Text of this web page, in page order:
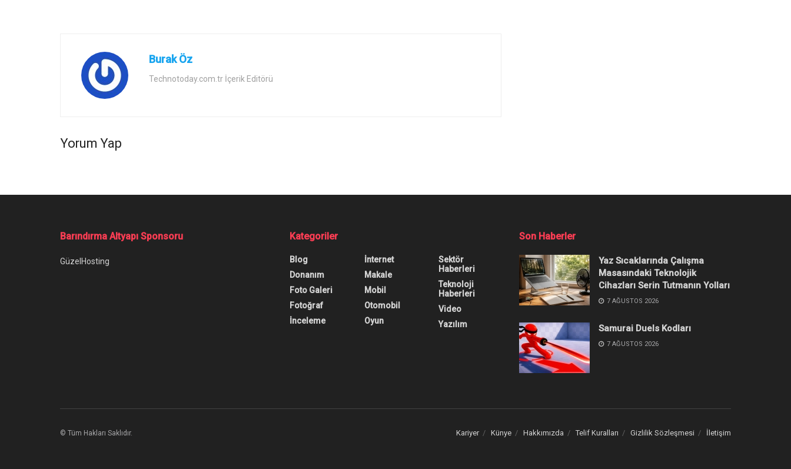
Burak Öz
Technotoday.com.tr İçerik Editörü
Yorum Yap
Ana Sayfa/Popüler Metro Serisi Hangi Sırayla Oynanır?
Popüler Metro Serisi Hangi Sırayla Oynanır?
Metro serisi hangi sırayla oynanır gibi sorularınız mı var? Bu yazıda oyunu en doğru şekilde oynatacak sıralamayı bulabilirsiniz.
Popüler İçerikler